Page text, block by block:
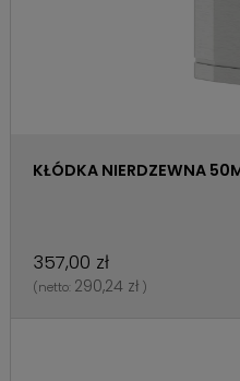
KŁÓDKA NIERDZEWNA
357,00 zł
(netto: 290,24 zł )